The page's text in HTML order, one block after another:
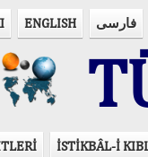
ENGLISH فارسی
İSTİKBÂL-İ